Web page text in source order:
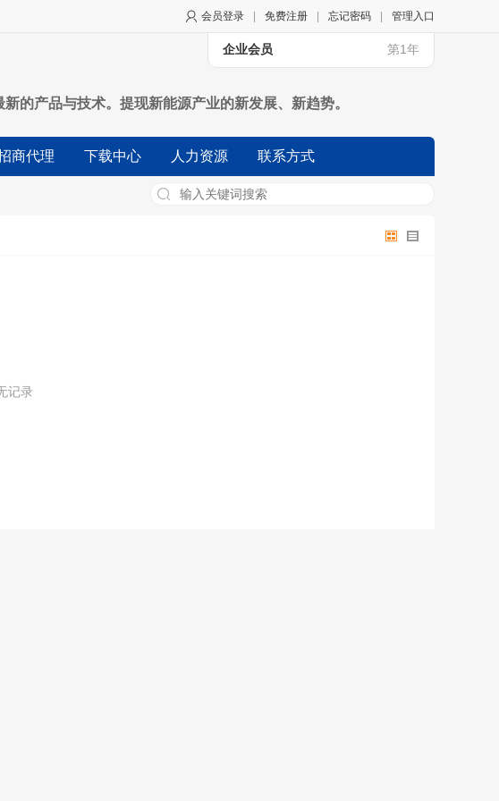
会员登录 免费注册 忘记密码 管理入口
企业会员 第1年
的产品与技术。提现新能源产业的新发展、新趋势。
商代理 下载中心 人力资源 联系方式
记录